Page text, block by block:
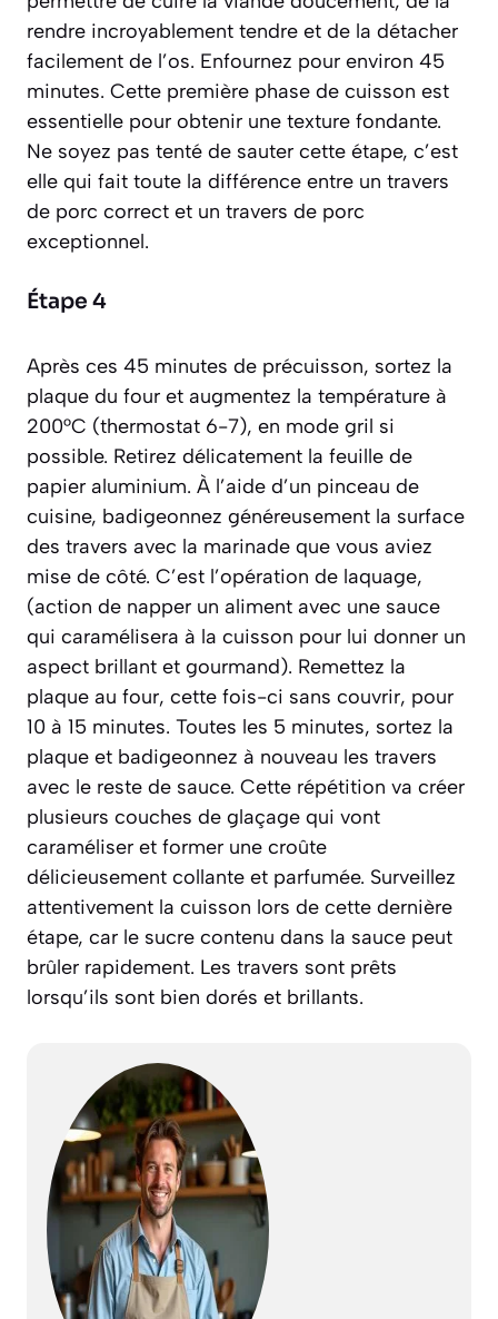
rendre incroyablement tendre et de la détacher
facilement de l’os. Enfournez pour environ 45
minutes. Cette première phase de cuisson est
essentielle pour obtenir une texture fondante.
Ne soyez pas tenté de sauter cette étape, c’est
elle qui fait toute la différence entre un travers
de porc correct et un travers de porc
exceptionnel.
Étape 4
Après ces 45 minutes de précuisson, sortez la
plaque du four et augmentez la température à
200°C (thermostat 6-7), en mode gril si
possible. Retirez délicatement la feuille de
papier aluminium. À l’aide d’un pinceau de
cuisine, badigeonnez généreusement la surface
des travers avec la marinade que vous aviez
mise de côté. C’est l’opération de laquage,
(action de napper un aliment avec une sauce
qui caramélisera à la cuisson pour lui donner un
aspect brillant et gourmand). Remettez la
plaque au four, cette fois-ci sans couvrir, pour
10 à 15 minutes. Toutes les 5 minutes, sortez la
plaque et badigeonnez à nouveau les travers
avec le reste de sauce. Cette répétition va créer
plusieurs couches de glaçage qui vont
caraméliser et former une croûte
délicieusement collante et parfumée. Surveillez
attentivement la cuisson lors de cette dernière
étape, car le sucre contenu dans la sauce peut
brûler rapidement. Les travers sont prêts
lorsqu’ils sont bien dorés et brillants.